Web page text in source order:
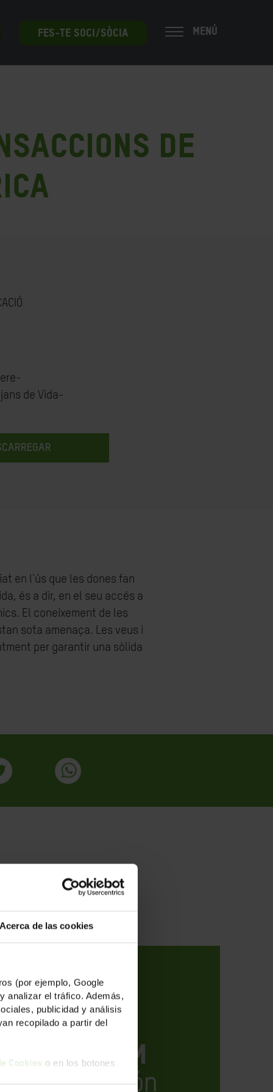
Acerca de las cookies
(por ejemplo, Google
analizar el tráfico. Además,
publicidad y análisis
recopilado a partir del
Cookies o en los botones
FES-TE SOCI/SÒCIA MENÚ
de
de Vida-
en l'ús que les dones fan
és a dir, en el seu accés a
El coneixement de les
sota amenaça. Les veus i
per garantir una sòlida